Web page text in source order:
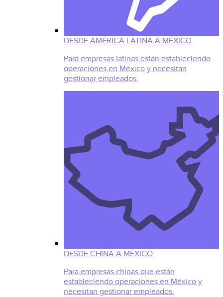
DESDE AMÉRICA LATINA A MÉXICO
Para empresas latinas están estableciendo
operaciones en México y necesitan
gestionar empleados.
DESDE CHINA A MÉXICO
Para empresas chinas que están
estableciendo operaciones en México y
necesitan gestionar empleados.